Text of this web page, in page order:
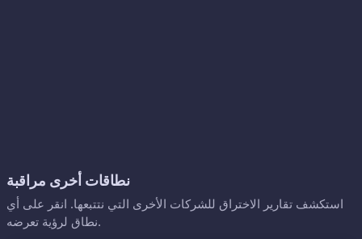
نطاقات أخرى مراقبة
استكشف تقارير الاختراق للشركات الأخرى التي نتتبعها. انقر على أي
نطاق لرؤية تعرضه.